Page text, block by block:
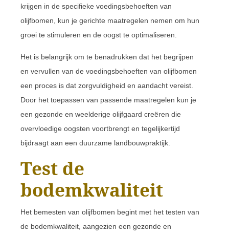
krijgen in de specifieke voedingsbehoeften van
olijfbomen, kun je gerichte maatregelen nemen om hun
groei te stimuleren en de oogst te optimaliseren.
Het is belangrijk om te benadrukken dat het begrijpen
en vervullen van de voedingsbehoeften van olijfbomen
een proces is dat zorgvuldigheid en aandacht vereist.
Door het toepassen van passende maatregelen kun je
een gezonde en weelderige olijfgaard creëren die
overvloedige oogsten voortbrengt en tegelijkertijd
bijdraagt aan een duurzame landbouwpraktijk.
Test de
bodemkwaliteit
Het bemesten van olijfbomen begint met het testen van
de bodemkwaliteit, aangezien een gezonde en